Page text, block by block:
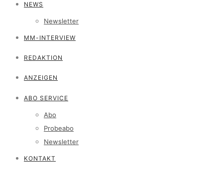
NEWS
Newsletter
MM-INTERVIEW
REDAKTION
ANZEIGEN
ABO SERVICE
Abo
Probeabo
Newsletter
KONTAKT